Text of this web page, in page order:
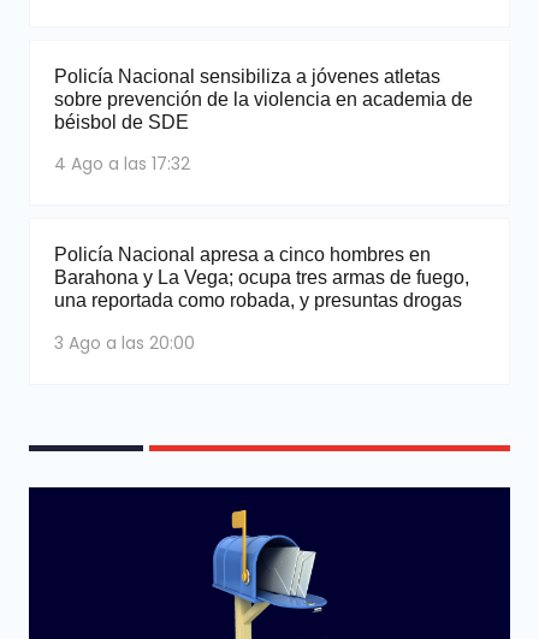
Policía Nacional sensibiliza a jóvenes atletas
sobre prevención de la violencia en academia de
béisbol de SDE
4 Ago a las 17:32
Policía Nacional apresa a cinco hombres en
Barahona y La Vega; ocupa tres armas de fuego,
una reportada como robada, y presuntas drogas
3 Ago a las 20:00